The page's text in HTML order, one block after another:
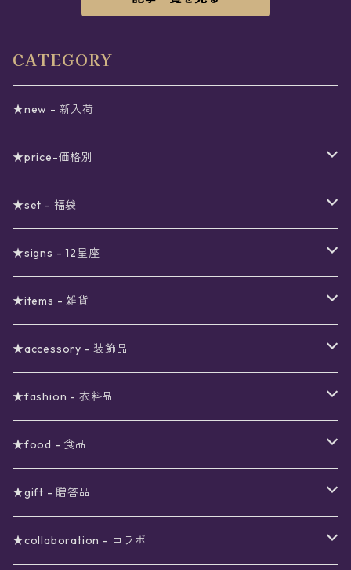
CATEGORY
★new - 新入荷
★price-価格別
セール
真夜中のSALE
予約限定SALE
〜1000円
〜2000円
〜3000円
〜4000円
〜5000円
〜6000円
〜7000円
★set - 福袋
12星座福袋
星の市福袋
★signs - 12星座
12星座ギフトセット
★items - 雑貨
ステーショナリー
ギフトボックス
ノート
メイクアップ
ネイルカラー
アロマスプレー
ポーチ
夜空の星月
扇子(うちわ)
インテリア
★accessory - 装飾品
ピアス
星
月
イヤリング
星
月
ネックレス
星
チョーカー
★fashion - 衣料品
ワンピース
スター
フラワー
トップス
ブラウス
ボトムス
★food - 食品
珈琲
紅茶
★gift - 贈答品
ラッピング用オプション
★collaboration - コラボ